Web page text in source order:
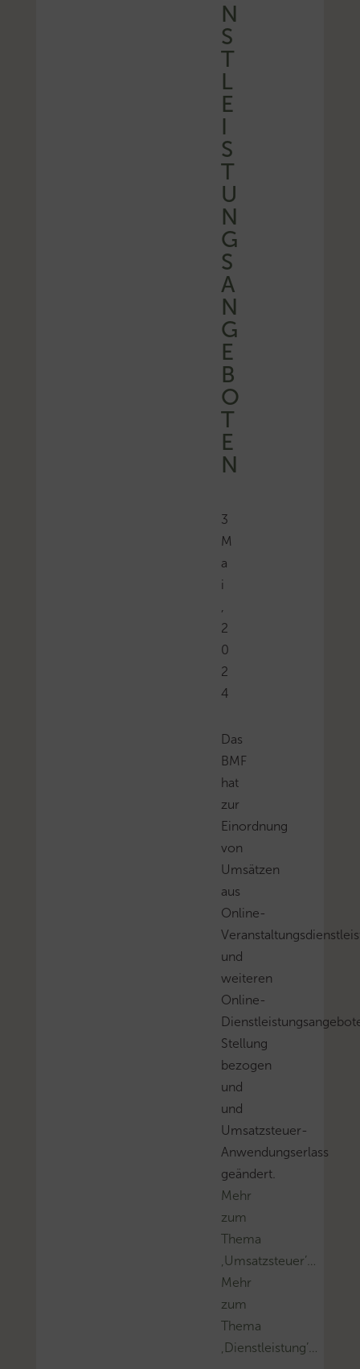
N
S
T
L
E
I
S
T
U
N
G
S
A
N
G
E
B
O
T
E
N
3
M
a
i
2
0
2
4
Das
BMF
hat
zur
Einordnung
von
Umsätzen
aus
Online-
und
weiteren
Online-
Stellung
bezogen
und
und
Umsatzsteuer-
Anwendungserlass
geändert.
Mehr
zum
Thema
‚Umsatzsteuer’…
Mehr
zum
Thema
‚Dienstleistung’…